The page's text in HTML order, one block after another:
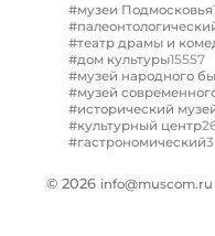
#музеи Подмосковья
#театр драмы и
#дом культуры15557
#музей народного
#музей
#исторический
#культурный центр
#гастрономический3
© 2026 info@muscom.ru